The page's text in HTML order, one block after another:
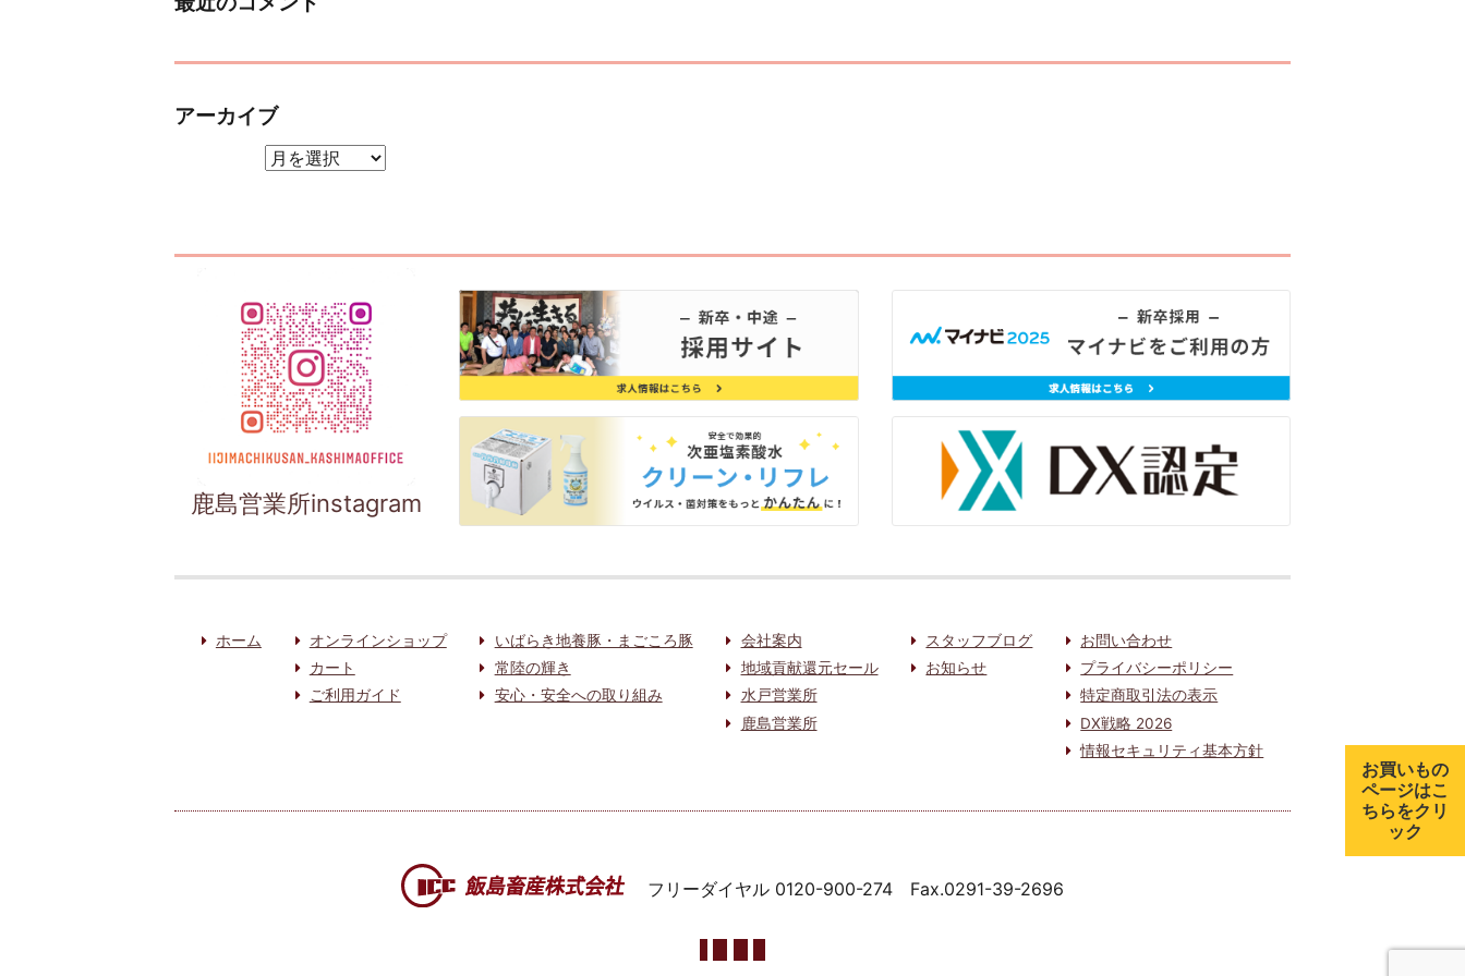
アーカイブ
鹿島営業所instagram
ホーム
オンラインショップ
カート
ご利用ガイド
いばらき地養豚・まごころ豚
常陸の輝き
安心・安全への取り組み
会社案内
地域貢献還元セール
水戸営業所
鹿島営業所
スタッフブログ
お知らせ
お問い合わせ
プライバシーポリシー
特定商取引法の表示
DX戦略 2026
情報セキュリティ基本方針
フリーダイヤル 0120-900-274 Fax.0291-39-2696
お買いもの
ページはこ
ちらをクリ
ック